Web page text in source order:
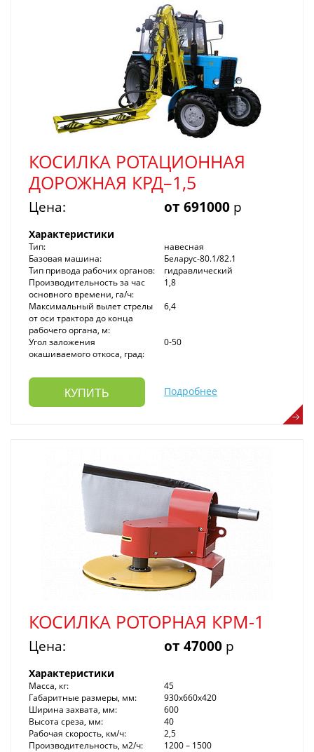
КОСИЛКА РОТАЦИОННАЯ
ДОРОЖНАЯ КРД–1,5
Цена: от 691000 р
Характеристики
Тип:
навесная
Базовая машина:
Беларус-80.1/82.1
Тип привода рабочих органов:
гидравлический
Производительность за час
основного времени, га/ч:
1,8
Максимальный вылет стрелы
от оси трактора до конца
рабочего органа, м:
6,4
Угол заложения
окашиваемого откоса, град:
0-50
КУПИТЬ Подробнее
КОСИЛКА РОТОРНАЯ КРМ-1
Цена: от 47000 р
Характеристики
Масса, кг:
45
Габаритные размеры, мм:
930х660х420
Ширина захвата, мм:
600
Высота среза, мм:
40
Рабочая скорость, км/ч:
2,5
Производительность, м2/ч:
1200 – 1500